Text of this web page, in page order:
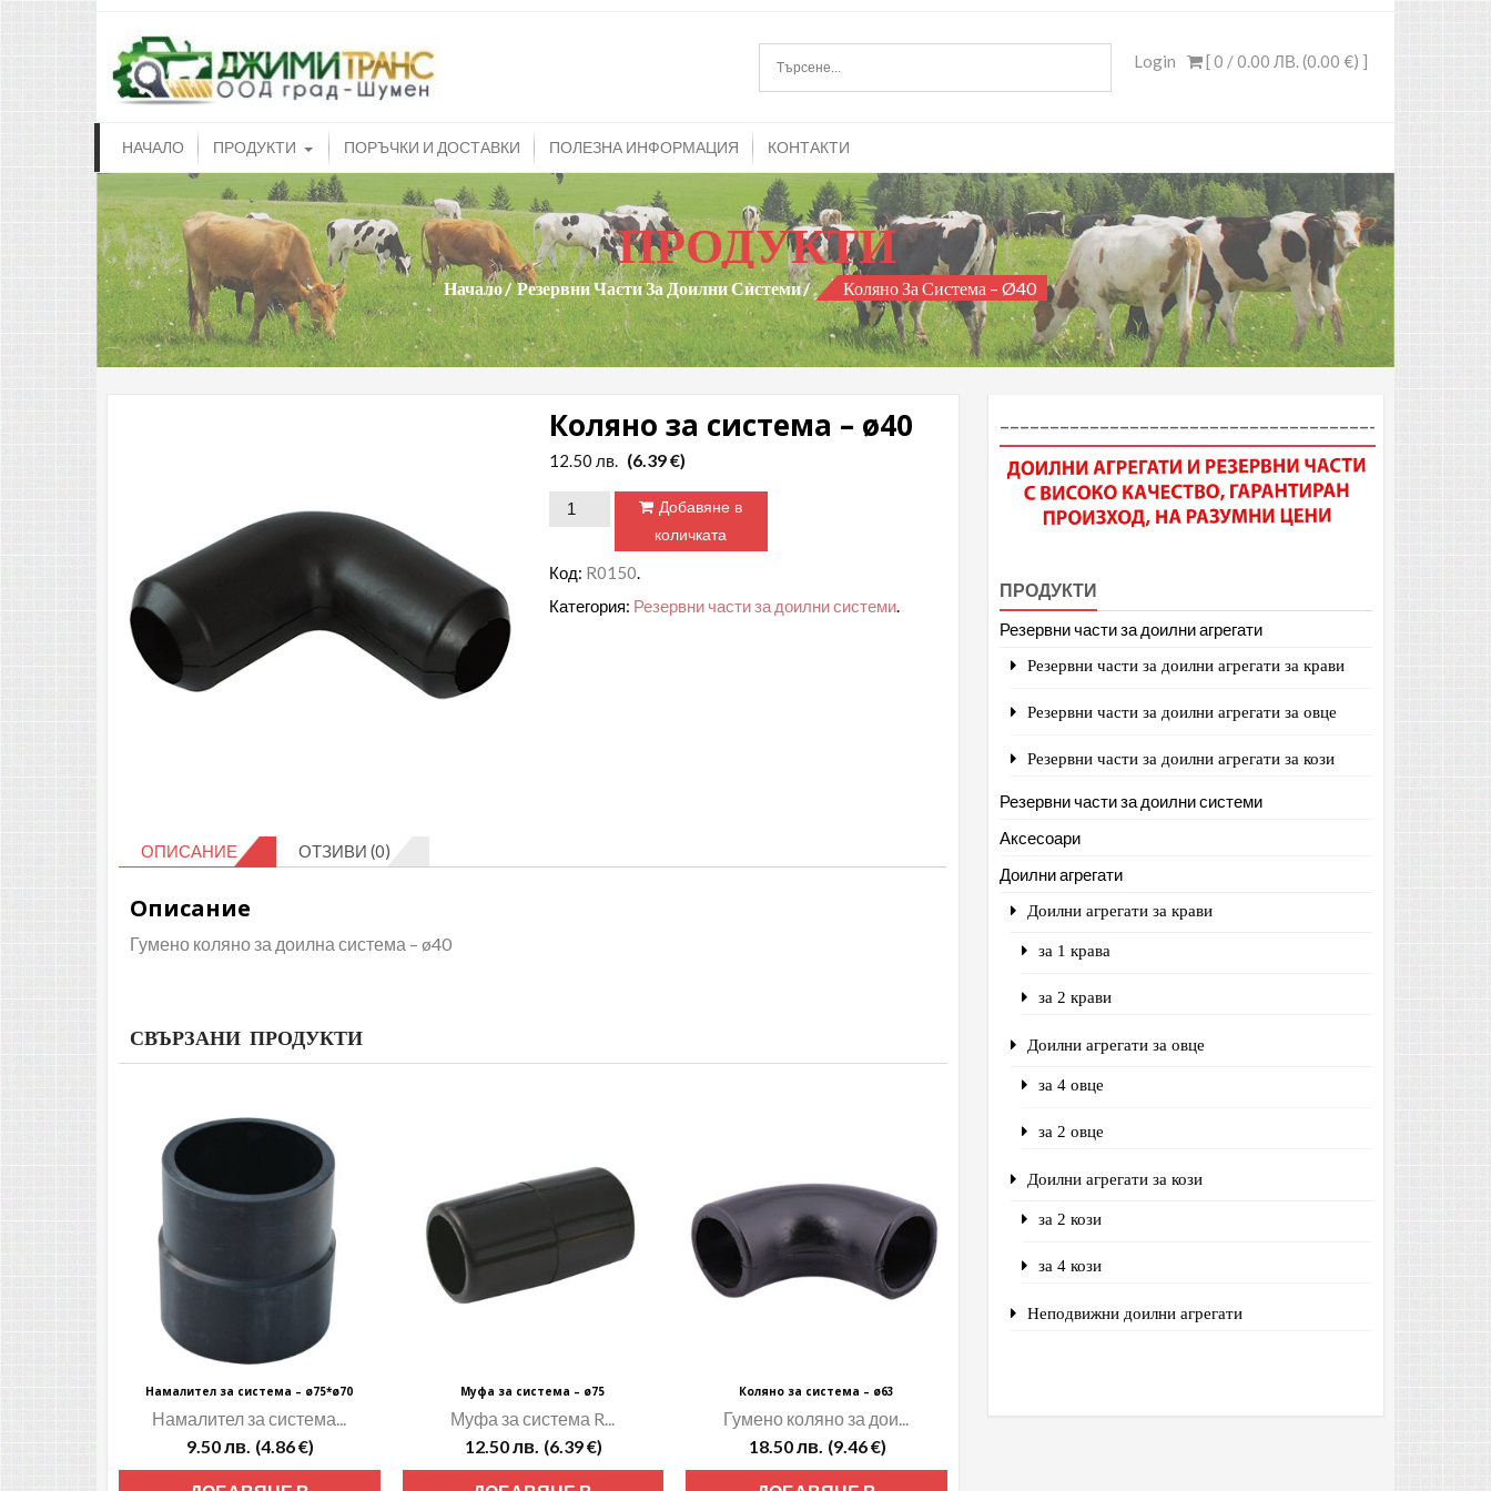
Доилни агрегати и резервни части за тях
[ 0 /0.00 ЛВ. (0.00 €) ]
Login
НАЧАЛО ПРОДУКТИ ПОРЪЧКИ И ДОСТАВКИ ПОЛЕЗНА ИНФОРМАЦИЯ КОНТАКТИ
ПРОДУКТИ
Начало Резервни Части За Доилни Системи Коляно За Система – Ø40
Коляно за система – ø40
12.50 лв. (6.39 €)
количество
Коляно
Добавяне в
количката
Код: R0150
Категория: Резервни части за доилни системи
ОПИСАНИЕ ОТЗИВИ (0)
Описание
Гумено коляно за доилна система – ø40
СВЪРЗАНИ ПРОДУКТИ
Намалител за система – ø75*ø70
Намалител за система...
9.50лв. (4.86 €)
Муфа за система – ø75
Муфа за система R...
12.50лв. (6.39 €)
Коляно за система – ø63
Гумено коляно за дои...
18.50лв. (9.46 €)
–––––––––––––––––––––––––––––––––––––-
ПРОДУКТИ
Резервни части за доилни агрегати
Резервни части за доилни агрегати за крави
Резервни части за доилни агрегати за овце
Резервни части за доилни агрегати за кози
Резервни части за доилни системи
Аксесоари
Доилни агрегати
Доилни агрегати за крави
за 1 крава
за 2 крави
Доилни агрегати за овце
за 4 овце
за 2 овце
Доилни агрегати за кози
за 2 кози
за 4 кози
Неподвижни доилни агрегати